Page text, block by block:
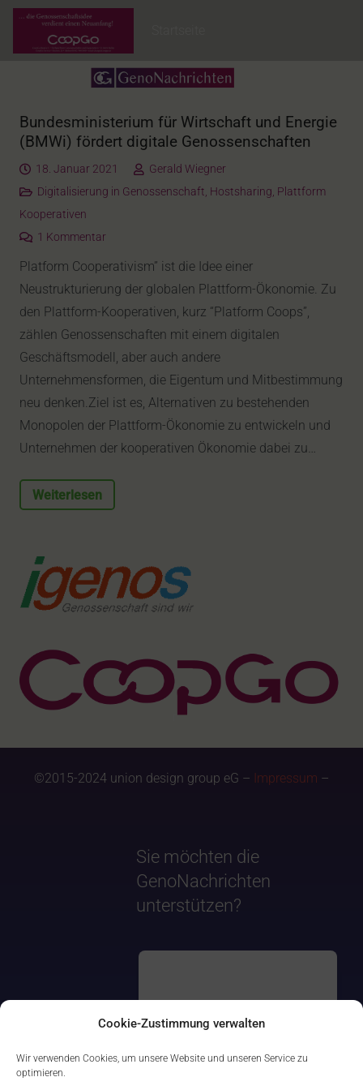
Cookie-Zustimmung verwalten
Wir verwenden Cookies, um unsere Website und unseren Service zu
optimieren.
Bundesministerium für Wirtschaft und Energie
(BMWi) fördert digitale Genossenschaften
18. Januar 2021
Gerald Wiegner
Digitalisierung in Genossenschaft, Hostsharing, Plattform
Kooperativen
1 Kommentar
Platform Cooperativism” ist die Idee einer
Neustrukturierung der globalen Plattform-Ökonomie. Zu
den Plattform-Kooperativen, kurz “Platform Coops”,
zählen Genossenschaften mit einem digitalen
Geschäftsmodell, aber auch andere
Unternehmensformen, die Eigentum und Mitbestimmung
neu denken.Ziel ist es, Alternativen zu bestehenden
Monopolen der Plattform-Ökonomie zu entwickeln und
Unternehmen der kooperativen Ökonomie dabei zu…
Weiterlesen
©2015-2024 union design group eG – Impressum –
Sie möchten die
GenoNachrichten
unterstützen?